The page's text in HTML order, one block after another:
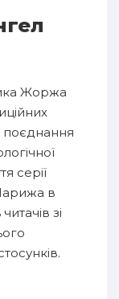
Жоржа
поєднання
серії
в
зі